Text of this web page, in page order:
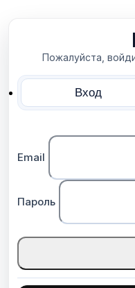
Пожалуйста,
Вход
Email
Пароль